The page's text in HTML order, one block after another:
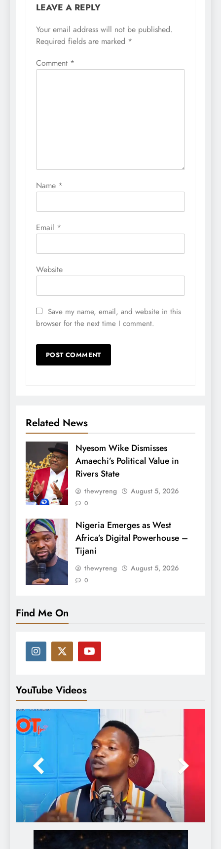
LEAVE A REPLY
Your email address will not be published.
Required fields are marked *
Comment *
Name *
Email *
Website
Save my name, email, and website in this
browser for the next time I comment.
Related News
Nyesom Wike Dismisses
Amaechi’s Political Value in
Rivers State
thewyreng August 5, 2026
0
Nigeria Emerges as West
Africa’s Digital Powerhouse –
Tijani
thewyreng August 5, 2026
0
Find Me On
YouTube Videos